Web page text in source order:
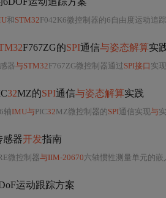
和STM32F042K6微控制器的6自由度运动追
F767ZG的SPI通信与姿态解算实
器与STM32F767ZG微控制器通过SPI接口 实
32MZ的SPI通信与姿态解算实践
轴IMU与PIC32MZ微控制器的SPI通信实现与
感器开发指南
微控制器与IIM-20670 六轴惯性测量单元的
运动跟踪方案